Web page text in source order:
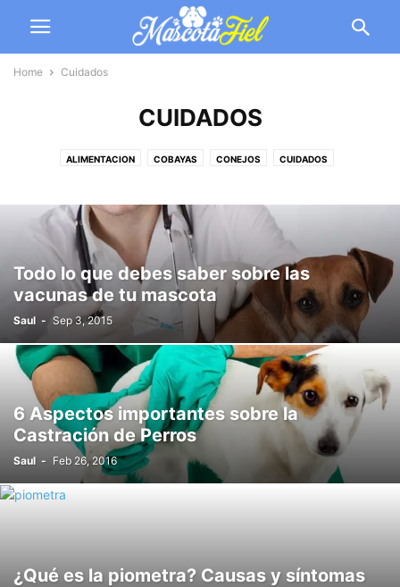
Home Cuidados
CUIDADOS
ALIMENTACION COBAYAS CONEJOS CUIDADOS
PECES PERICOS PERROS SALUD DEL PERRO SALUD EN GATOS
TORTUGAS
Todo lo que debes saber sobre las
vacunas de tu mascota
Saul - Sep 3, 2015
6 Aspectos importantes sobre la
Castración de Perros
Saul - Feb 26, 2016
¿Qué es la piometra? Causas y síntomas